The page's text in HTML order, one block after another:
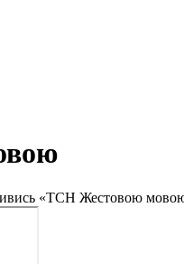
«ТСН Жестовою